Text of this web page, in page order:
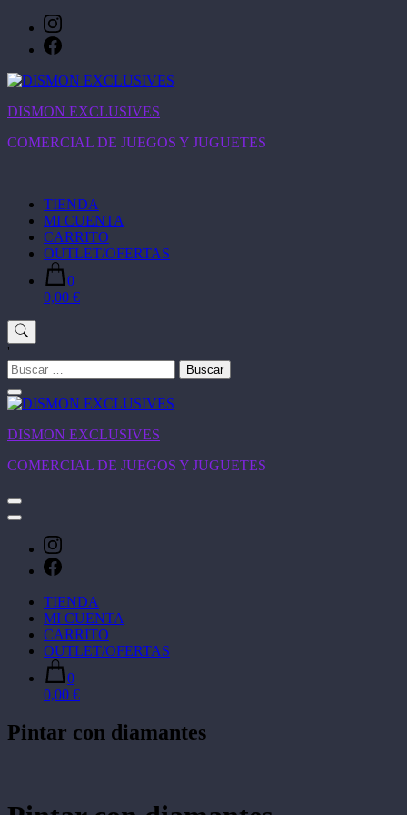
contenido
DISMON EXCLUSIVES
COMERCIAL DE JUEGOS Y JUGUETES
TIENDA
MI CUENTA
CARRITO
OUTLET/OFERTAS
0
0,00 €
'
Buscar:
DISMON EXCLUSIVES
COMERCIAL DE JUEGOS Y JUGUETES
TIENDA
MI CUENTA
CARRITO
OUTLET/OFERTAS
0
0,00 €
Pintar con diamantes